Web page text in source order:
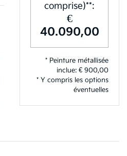
comprise)**:
€
40.090,00
* Peinture métallisée
inclue: € 900,00
* Y compris les options
éventuelles